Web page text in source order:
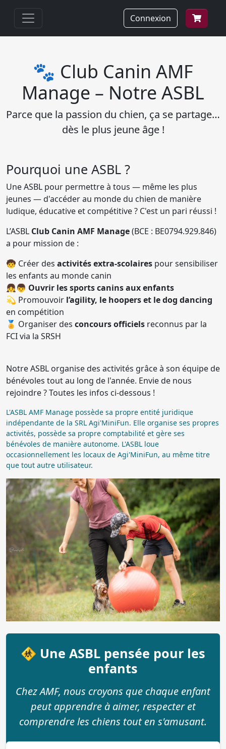
Connexion
🐾 Club Canin AMF
Manage – Notre ASBL
Parce que la passion du chien, ça se partage…
dès le plus jeune âge !
Pourquoi une ASBL ?
Une ASBL pour permettre à tous — même les plus
jeunes — d'accéder au monde du chien de manière
ludique, éducative et compétitive ? C'est un pari réussi !
L’ASBL Club Canin AMF Manage(BCE : BE0794.929.846)
a pour mission de :
🧒 Créer des activités extra-scolaires pour sensibiliser
les enfants au monde canin
👧👦 Ouvrir les sports canins aux enfants
💫 Promouvoir l’agility, le hoopers et le dog dancing
en compétition
🏅 Organiser des concours officiels reconnus par la
FCI via la SRSH
Notre ASBL organise des activités grâce à son équipe de
bénévoles tout au long de l'année. Envie de nous
rejoindre ? Toutes les infos ci-dessous !
L'ASBL AMF Manage possède sa propre entité juridique
indépendante de la SRL Agi'MiniFun. Elle organise ses propres
activités, possède sa propre comptabilité et gère ses
bénévoles de manière autonome. L'ASBL loue
occasionnellement les locaux de Agi'MiniFun, au même titre
que tout autre utilisateur.
🚸 Une ASBL pensée pour les
enfants
Chez AMF, nous croyons que chaque enfant
peut apprendre à aimer, respecter et
comprendre les chiens tout en s'amusant.